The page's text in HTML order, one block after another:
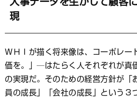
現
ＷＨＩが描く将来像は、コーポレー
価を。」─はたらく人それぞれが真
の実現だ。そのための経営方針が「
員の成長」「会社の成長」という３